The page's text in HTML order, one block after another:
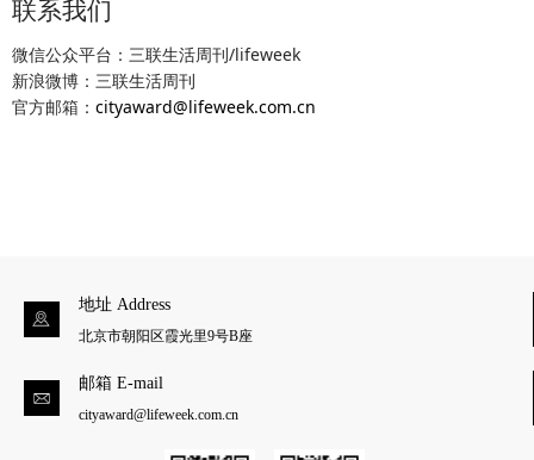
联系我们
微信公众平台：三联生活周刊/lifeweek
新浪微博：三联生活周刊
官方邮箱： cityaward@lifeweek.com.cn
地址 Address
北京市朝阳区霞光里9号B座
邮箱 E-mail
cityaward@lifeweek.com.cn